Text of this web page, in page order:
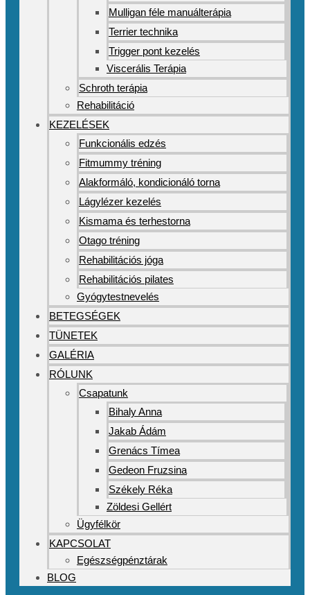
Mulligan féle manuálterápia
Terrier technika
Trigger pont kezelés
Viscerális Terápia
Schroth terápia
Rehabilitáció
KEZELÉSEK
Funkcionális edzés
Fitmummy tréning
Alakformáló, kondicionáló torna
Lágylézer kezelés
Kismama és terhestorna
Otago tréning
Rehabilitációs jóga
Rehabilitációs pilates
Gyógytestnevelés
BETEGSÉGEK
TÜNETEK
GALÉRIA
RÓLUNK
Csapatunk
Bihaly Anna
Jakab Ádám
Grenács Tímea
Gedeon Fruzsina
Székely Réka
Zöldesi Gellért
Ügyfélkör
KAPCSOLAT
Egészségpénztárak
BLOG